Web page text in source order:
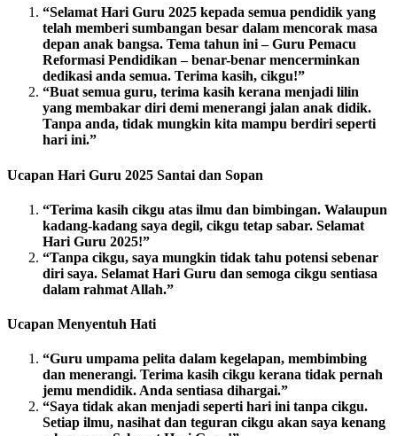
“Selamat Hari Guru 2025 kepada semua pendidik yang
telah memberi sumbangan besar dalam mencorak masa
depan anak bangsa. Tema tahun ini – Guru Pemacu
Reformasi Pendidikan – benar-benar mencerminkan
dedikasi anda semua. Terima kasih, cikgu!”
“Buat semua guru, terima kasih kerana menjadi lilin
yang membakar diri demi menerangi jalan anak didik.
Tanpa anda, tidak mungkin kita mampu berdiri seperti
hari ini.”
Ucapan Hari Guru 2025 Santai dan Sopan
“Terima kasih cikgu atas ilmu dan bimbingan. Walaupun
kadang-kadang saya degil, cikgu tetap sabar. Selamat
Hari Guru 2025!”
“Tanpa cikgu, saya mungkin tidak tahu potensi sebenar
diri saya. Selamat Hari Guru dan semoga cikgu sentiasa
dalam rahmat Allah.”
Ucapan Menyentuh Hati
“Guru umpama pelita dalam kegelapan, membimbing
dan menerangi. Terima kasih cikgu kerana tidak pernah
jemu mendidik. Anda sentiasa dihargai.”
“Saya tidak akan menjadi seperti hari ini tanpa cikgu.
Setiap ilmu, nasihat dan teguran cikgu akan saya kenang